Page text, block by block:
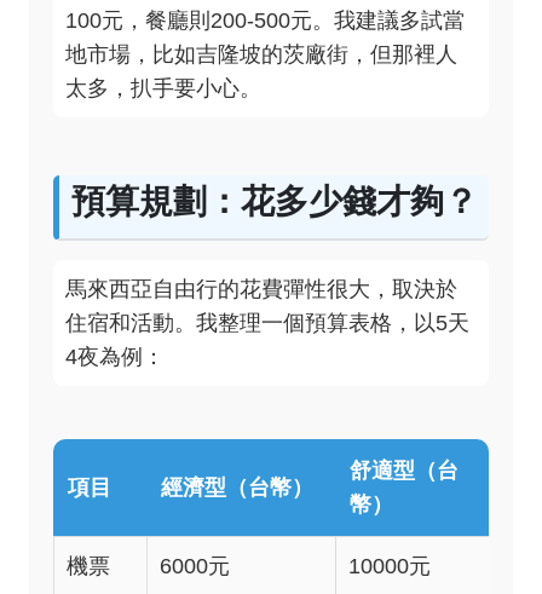
100元，餐廳則200-500元。我建議多試當
地市場，比如吉隆坡的茨廠街，但那裡人
太多，扒手要小心。
預算規劃：花多少錢才夠？
馬來西亞自由行的花費彈性很大，取決於
住宿和活動。我整理一個預算表格，以5天
4夜為例：
項目 經濟型（台幣）
舒適型（台
幣）
機票 6000元 10000元